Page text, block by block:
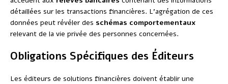
détaillées sur les transactions financières. L’agrégation de ces
données peut révéler des schémas comportementaux
relevant de la vie privée des personnes concernées.
Obligations Spécifiques des Éditeurs
Les éditeurs de solutions financières doivent établir une